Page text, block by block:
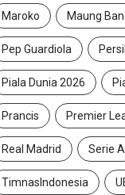
Maroko Maung
Pep Guardiola
Piala Dunia 2026
Prancis Premier
Real Madrid Serie A
TimnasIndonesia